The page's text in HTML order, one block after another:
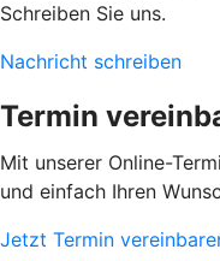
Schreiben Sie uns.
Nachricht schreiben
Termin
Mit unserer Online-
und einfach Ihren
Jetzt Termin